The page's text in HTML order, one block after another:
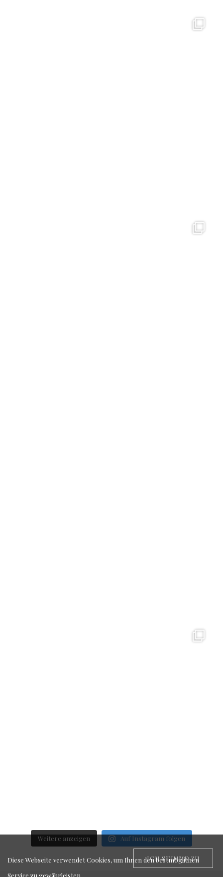
Weitere anzeigen Auf Instagram folgen
ICH STIMME ZU
Diese Webseite verwendet Cookies, um Ihnen den bestmöglichen
Service zu gewährleisten.